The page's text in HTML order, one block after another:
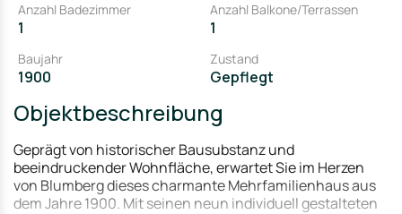
Anzahl Badezimmer
1
Anzahl Balkone/Terrassen
1
Baujahr
1900
Zustand
Gepflegt
Objektbeschreibung
Geprägt von historischer Bausubstanz und
beeindruckender Wohnfläche, erwartet Sie im Herzen
von Blumberg dieses charmante Mehrfamilienhaus aus
dem Jahre 1900. Mit seinen neun individuell gestalteten